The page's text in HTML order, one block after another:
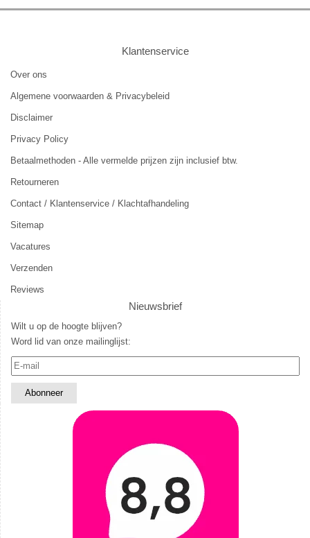
Klantenservice
Over ons
Algemene voorwaarden & Privacybeleid
Disclaimer
Privacy Policy
Betaalmethoden - Alle vermelde prijzen zijn inclusief btw.
Retourneren
Contact / Klantenservice / Klachtafhandeling
Sitemap
Vacatures
Verzenden
Reviews
Nieuwsbrief
Wilt u op de hoogte blijven?
Word lid van onze mailinglijst: